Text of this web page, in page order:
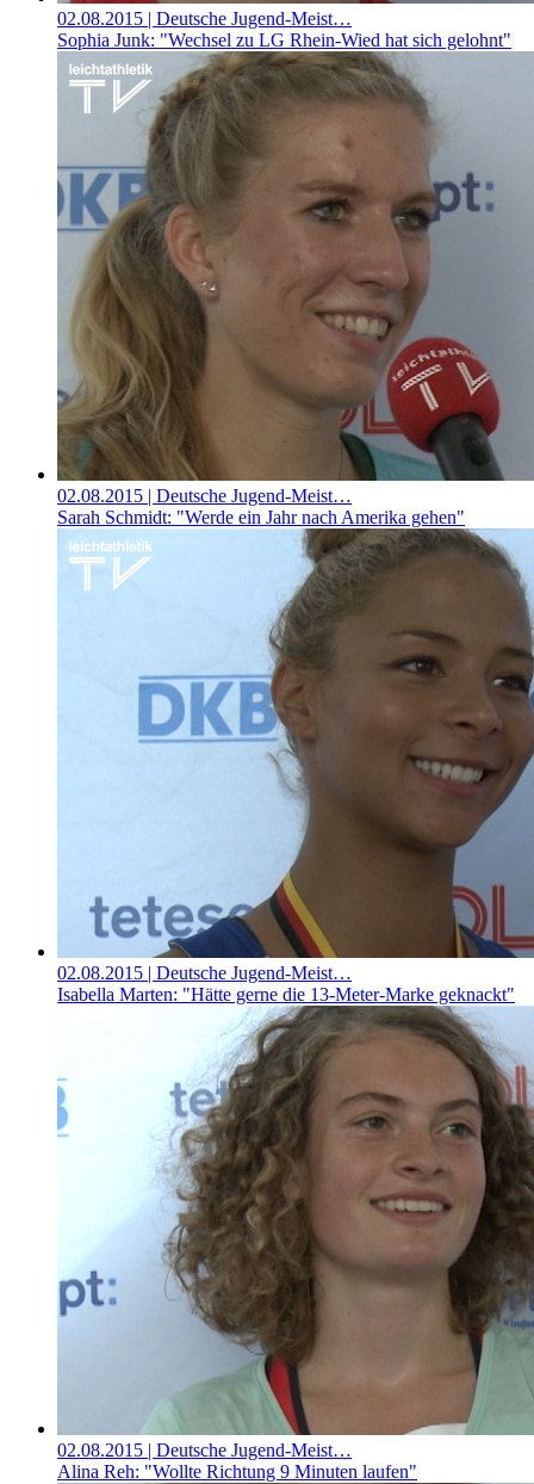
02.08.2015 | Deutsche Jugend-Meist…
Sophia Junk: "Wechsel zu LG Rhein-Wied hat sich gelohnt"
02.08.2015 | Deutsche Jugend-Meist…
Sarah Schmidt: "Werde ein Jahr nach Amerika gehen"
02.08.2015 | Deutsche Jugend-Meist…
Isabella Marten: "Hätte gerne die 13-Meter-Marke geknackt"
02.08.2015 | Deutsche Jugend-Meist…
Alina Reh: "Wollte Richtung 9 Minuten laufen"